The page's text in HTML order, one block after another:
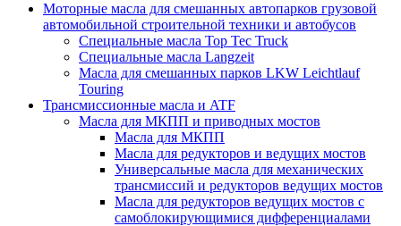
Моторные масла для смешанных автопарков грузовой
автомобильной строительной техники и автобусов
Специальные масла Top Tec Truck
Специальные масла Langzeit
Масла для смешанных парков LKW Leichtlauf
Touring
Трансмиссионные масла и ATF
Масла для МКПП и приводных мостов
Масла для МКПП
Масла для редукторов и ведущих мостов
Универсальные масла для механических
трансмиссий и редукторов ведущих мостов
Масла для редукторов ведущих мостов с
самоблокирующимися дифференциалами